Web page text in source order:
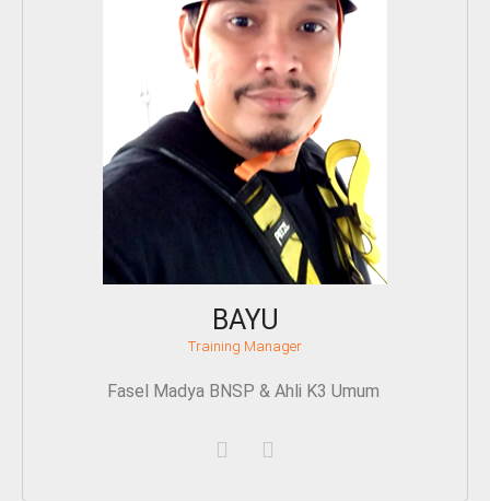
BAYU
Training Manager
Fasel Madya BNSP & Ahli K3 Umum